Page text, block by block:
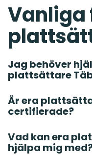
Vanliga
Jag behöver
plattsättare
Är era
certifierade?
Vad kan era
hjälpa mig